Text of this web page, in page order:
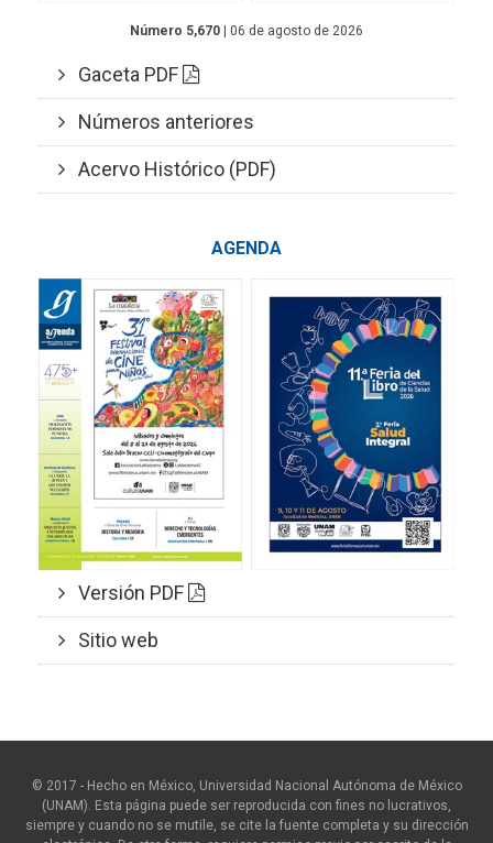
Número 5,670 | 06 de agosto de 2026
Gaceta PDF
Números anteriores
Acervo Histórico (PDF)
AGENDA
Versión PDF
Sitio web
© 2017 - Hecho en México, Universidad Nacional Autónoma de México
(UNAM). Esta página puede ser reproducida con fines no lucrativos,
siempre y cuando no se mutile, se cite la fuente completa y su dirección